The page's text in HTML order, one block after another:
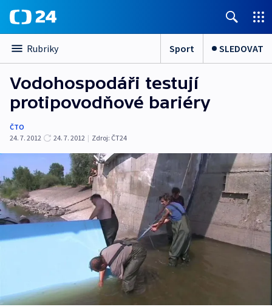
Rubriky Sport SLEDOVAT
Vodohospodáři testují
protipovodňové bariéry
ČTO
24. 7. 2012
24. 7. 2012 | Zdroj: ČT24